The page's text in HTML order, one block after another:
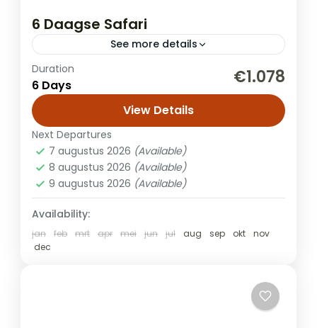
6 Daagse Safari
See more details
Tijdens je reis door Tanzania ontdek je een
reeks adembenemende landschappen en
diverse natuurparken. In Arusha National
Park bewonder je savannes, bossen, en
meren met...
Safari
Duration
6 Days €1.078
View Details
Next Departures
7 augustus 2026 (Available)
8 augustus 2026 (Available)
9 augustus 2026 (Available)
Availability:
jan feb mrt apr mei jun jul aug sep okt
nov
dec